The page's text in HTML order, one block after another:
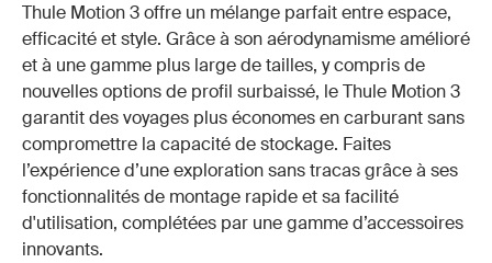
Thule Motion 3 offre un mélange parfait entre espace,
efficacité et style. Grâce à son aérodynamisme amélioré
et à une gamme plus large de tailles, y compris de
nouvelles options de profil surbaissé, le Thule Motion 3
garantit des voyages plus économes en carburant sans
compromettre la capacité de stockage. Faites
l’expérience d’une exploration sans tracas grâce à ses
fonctionnalités de montage rapide et sa facilité
d'utilisation, complétées par une gamme d’accessoires
innovants.